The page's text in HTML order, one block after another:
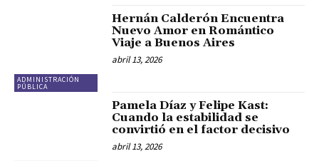
ADMINISTRACIÓN
PÚBLICA
Hernán Calderón Encuentra
Nuevo Amor en Romántico
Viaje a Buenos Aires
abril 13, 2026
Pamela Díaz y Felipe Kast:
Cuando la estabilidad se
convirtió en el factor decisivo
abril 13, 2026